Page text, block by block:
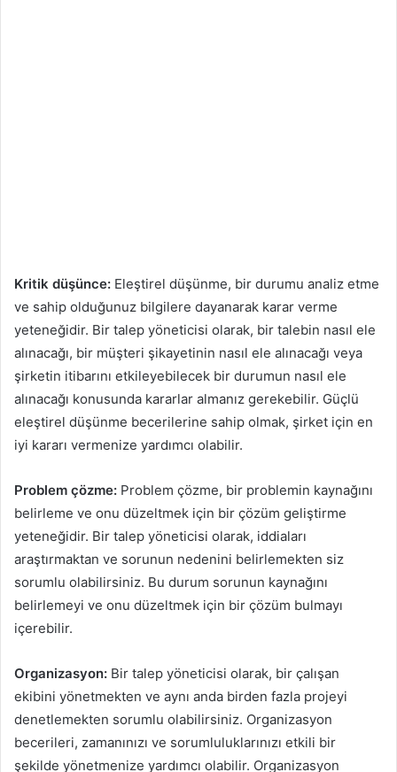
Kritik düşünce: Eleştirel düşünme, bir durumu analiz etme
ve sahip olduğunuz bilgilere dayanarak karar verme
yeteneğidir. Bir talep yöneticisi olarak, bir talebin nasıl ele
alınacağı, bir müşteri şikayetinin nasıl ele alınacağı veya
şirketin itibarını etkileyebilecek bir durumun nasıl ele
alınacağı konusunda kararlar almanız gerekebilir. Güçlü
eleştirel düşünme becerilerine sahip olmak, şirket için en
iyi kararı vermenize yardımcı olabilir.
Problem çözme: Problem çözme, bir problemin kaynağını
belirleme ve onu düzeltmek için bir çözüm geliştirme
yeteneğidir. Bir talep yöneticisi olarak, iddiaları
araştırmaktan ve sorunun nedenini belirlemekten siz
sorumlu olabilirsiniz. Bu durum sorunun kaynağını
belirlemeyi ve onu düzeltmek için bir çözüm bulmayı
içerebilir.
Organizasyon: Bir talep yöneticisi olarak, bir çalışan
ekibini yönetmekten ve aynı anda birden fazla projeyi
denetlemekten sorumlu olabilirsiniz. Organizasyon
becerileri, zamanınızı ve sorumluluklarınızı etkili bir
şekilde yönetmenize yardımcı olabilir. Organizasyon